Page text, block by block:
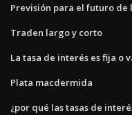
Previsión para el futuro de
Traden largo y corto
La tasa de interés es fija o
Plata macdermida
¿por qué las tasas de